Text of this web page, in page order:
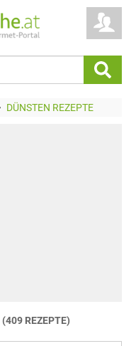
DÜNSTEN REZEPTE
(409 REZEPTE)